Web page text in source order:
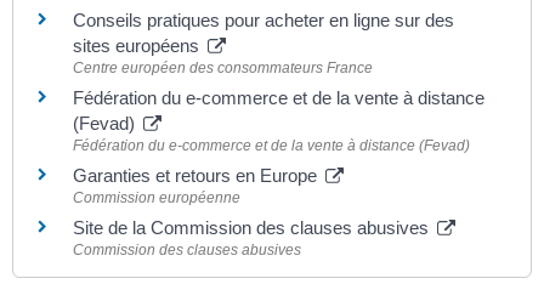
Conseils pratiques pour acheter en ligne sur des
sites européens
Centre européen des consommateurs France
Fédération du e-commerce et de la vente à distance
(Fevad)
Fédération du e-commerce et de la vente à distance (Fevad)
Garanties et retours en Europe
Commission européenne
Site de la Commission des clauses abusives
Commission des clauses abusives